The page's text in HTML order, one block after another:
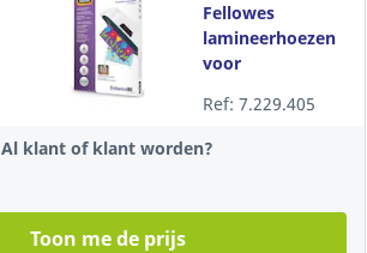
Fellowes
lamineerhoezen
voor
zelfklevende rug,
A4, per 100 stuks
Ref: 7.229.405
Al klant of klant worden?
Toon me de prijs